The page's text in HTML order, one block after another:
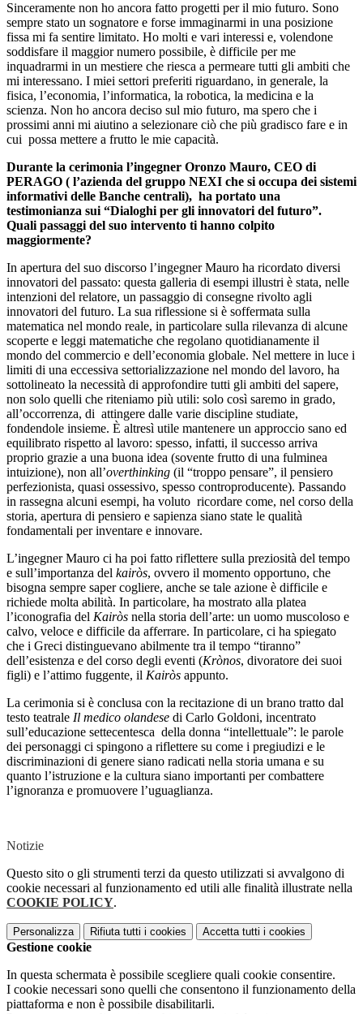
Sinceramente non ho ancora fatto progetti per il mio futuro. Sono
sempre stato un sognatore e forse immaginarmi in una posizione
fissa mi fa sentire limitato. Ho molti e vari interessi e, volendone
soddisfare il maggior numero possibile, è difficile per me
inquadrarmi in un mestiere che riesca a permeare tutti gli ambiti che
mi interessano. I miei settori preferiti riguardano, in generale, la
fisica, l’economia, l’informatica, la robotica, la medicina e la
scienza. Non ho ancora deciso sul mio futuro, ma spero che i
prossimi anni mi aiutino a selezionare ciò che più gradisco fare e in
cui possa mettere a frutto le mie capacità.
Durante la cerimonia l’ingegner Oronzo Mauro, CEO di
PERAGO ( l’azienda del gruppo NEXI che si occupa dei sistemi
informativi delle Banche centrali), ha portato una
testimonianza sui “Dialoghi per gli innovatori del futuro”.
Quali passaggi del suo intervento ti hanno colpito
maggiormente?
In apertura del suo discorso l’ingegner Mauro ha ricordato diversi
innovatori del passato: questa galleria di esempi illustri è stata, nelle
intenzioni del relatore, un passaggio di consegne rivolto agli
innovatori del futuro. La sua riflessione si è soffermata sulla
matematica nel mondo reale, in particolare sulla rilevanza di alcune
scoperte e leggi matematiche che regolano quotidianamente il
mondo del commercio e dell’economia globale. Nel mettere in luce i
limiti di una eccessiva settorializzazione nel mondo del lavoro, ha
sottolineato la necessità di approfondire tutti gli ambiti del sapere,
non solo quelli che riteniamo più utili: solo così saremo in grado,
all’occorrenza, di attingere dalle varie discipline studiate,
fondendole insieme. È altresì utile mantenere un approccio sano ed
equilibrato rispetto al lavoro: spesso, infatti, il successo arriva
proprio grazie a una buona idea (sovente frutto di una fulminea
intuizione), non all’overthinking (il “troppo pensare”, il pensiero
perfezionista, quasi ossessivo, spesso controproducente). Passando
in rassegna alcuni esempi, ha voluto ricordare come, nel corso della
storia, apertura di pensiero e sapienza siano state le qualità
fondamentali per inventare e innovare.
L’ingegner Mauro ci ha poi fatto riflettere sulla preziosità del tempo
e sull’importanza del kairòs, ovvero il momento opportuno, che
bisogna sempre saper cogliere, anche se tale azione è difficile e
richiede molta abilità. In particolare, ha mostrato alla platea
l’iconografia del Kairòs nella storia dell’arte: un uomo muscoloso e
calvo, veloce e difficile da afferrare. In particolare, ci ha spiegato
che i Greci distinguevano abilmente tra il tempo “tiranno”
dell’esistenza e del corso degli eventi (Krònos, divoratore dei suoi
figli) e l’attimo fuggente, il Kairòs appunto.
La cerimonia si è conclusa con la recitazione di un brano tratto dal
testo teatrale Il medico olandese di Carlo Goldoni, incentrato
sull’educazione settecentesca della donna “intellettuale”: le parole
dei personaggi ci spingono a riflettere su come i pregiudizi e le
discriminazioni di genere siano radicati nella storia umana e su
quanto l’istruzione e la cultura siano importanti per combattere
l’ignoranza e promuovere l’uguaglianza.
Notizie
Questo sito o gli strumenti terzi da questo utilizzati si avvalgono di
cookie necessari al funzionamento ed utili alle finalità illustrate nella
COOKIE POLICY.
Personalizza Rifiuta tutti i cookies Accetta tutti i cookies
Gestione cookie
In questa schermata è possibile scegliere quali cookie consentire.
I cookie necessari sono quelli che consentono il funzionamento della
piattaforma e non è possibile disabilitarli.